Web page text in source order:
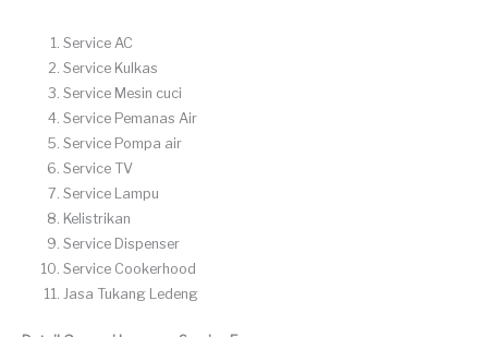
Service AC
Service Kulkas
Service Mesin cuci
Service Pemanas Air
Service Pompa air
Service TV
Service Lampu
Kelistrikan
Service Dispenser
Service Cookerhood
Jasa Tukang Ledeng